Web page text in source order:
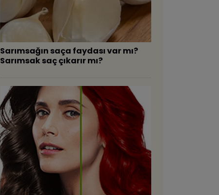
Sarımsağın saça faydası var mı?
Sarımsak saç çıkarır mı?